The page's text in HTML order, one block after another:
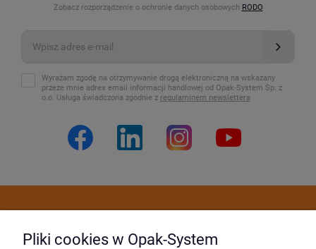
Zobacz rozporządzenie o ochronie danych osobowych RODO
Wyrażam zgodę na otrzymywanie drogą elektroniczną na wskazany
przeze mnie adres email informacji handlowej od Opak-System Sp. z
o.o. Usługa świadczona zgodnie z regulaminem newslettera
Pliki cookies w Opak-System